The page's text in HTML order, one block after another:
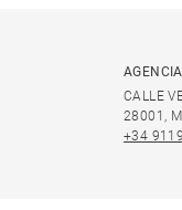
CALLE
28001,
+34